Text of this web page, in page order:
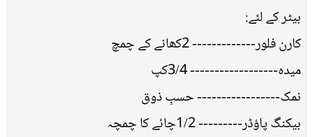
بیٹر کے لئے:
کارن فلور------------- 2کھانے کے چمچ
میدہ------------------ 3/4کپ
نمک----------------- حسبِ ذوق
بیکنگ پاؤڈر--------- 1/2چائے کا چمچہ